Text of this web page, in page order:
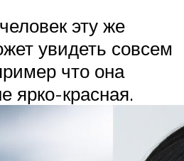
эту же
увидеть совсем
что она
ярко-красная.